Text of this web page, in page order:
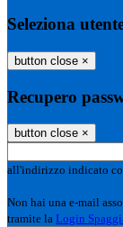
Seleziona
button close ×
Recupero
button close ×
all'indirizzo indicato
Non hai una e-mail
tramite la Login